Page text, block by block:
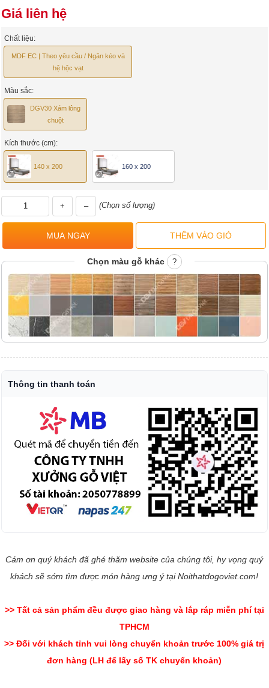
Giá liên hệ
Chất liệu:
MDF EC | Theo yêu cầu / Ngăn kéo và
hệ hộc vạt
Màu sắc:
DGV30 Xám lông
chuột
Kích thước (cm):
140 x 200 160 x 200
+ – (Chọn số lượng)
Chọn màu gỗ khác ?
Thông tin thanh toán
Cám ơn quý khách đã ghé thăm website của chúng tôi, hy vọng quý
khách sẽ sớm tìm được món hàng ưng ý tại Noithatdogoviet.com!
>> Tất cả sản phẩm đều được giao hàng và lắp ráp miễn phí tại
TPHCM
>> Đối với khách tỉnh vui lòng chuyển khoản trước 100% giá trị
đơn hàng (LH để lấy số TK chuyển khoản)